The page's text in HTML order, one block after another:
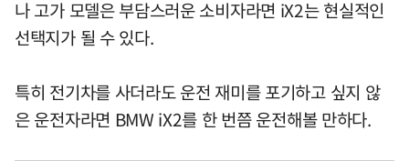
나 고가 모델은 부담스러운 소비자라면 iX2는 현실적인
선택지가 될 수 있다.
특히 전기차를 사더라도 운전 재미를 포기하고 싶지 않
은 운전자라면 BMW iX2를 한 번쯤 운전해볼 만하다.